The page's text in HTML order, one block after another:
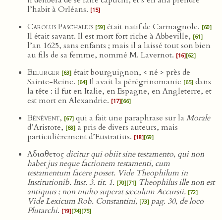
l’habit à Orléans. [15]
Carolus Paschalius [59] était natif de Carmagnole. [60]
Il était savant. Il est mort fort riche à Abbeville, [61]
l’an 1625, sans enfants ; mais il a laissé tout son bien
au fils de sa femme, nommé M. Lavernot. [16][62]
Belurger [63] était bourguignon, < né > près de
Sainte-Reine. [64] Il avait la pérégrinomanie [65] dans
la tête : il fut en Italie, en Espagne, en Angleterre, et
est mort en Alexandrie. [17][66]
Bénévent, [67] qui a fait une paraphrase sur la Morale
d’Aristote, [68] a pris de divers auteurs, mais
particulièrement d’Eustratius. [18][69]
Αδιαθετος dicitur qui obiit sine testamento, qui non
habet jus neque factionem testamenti, cum
testamentum facere posset. Vide Theophilum in
Institutionib. Inst. 3. tit. 1. [70][71] Theophilus ille non est
antiquus ; non multo superat sæculum Accursii. [72]
Vide Lexicum Rob. Constantini, [73] pag. 30, de loco
Plutarchi. [19][74][75]